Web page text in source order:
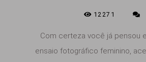
12271
Com certeza você já pensou
ensaio fotográfico feminino,